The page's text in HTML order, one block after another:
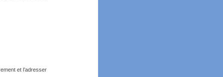
et l’adresser